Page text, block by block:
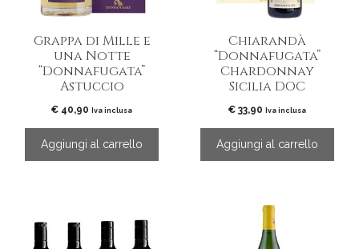
Grappa di Mille e
una Notte
“Donnafugata”
Astuccio
€ 40,90 Iva inclusa
Aggiungi al carrello
Chiarandà
“Donnafugata”
Chardonnay
Sicilia DOC
€ 33,90 Iva inclusa
Aggiungi al carrello
prodotto
ha